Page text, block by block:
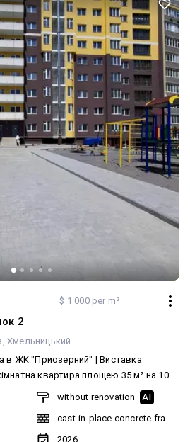
$ 1 000 per m²
2
Хмельницький
в ЖК "Приозерний" | Виставка
квартира площею 35 м² на 10
комплексі «Приозерний».
та функціональне планування;
виходять на схід приємне ранкове
котел та лічильники.
without renovation AI
cast-in-place concrete frame
2026